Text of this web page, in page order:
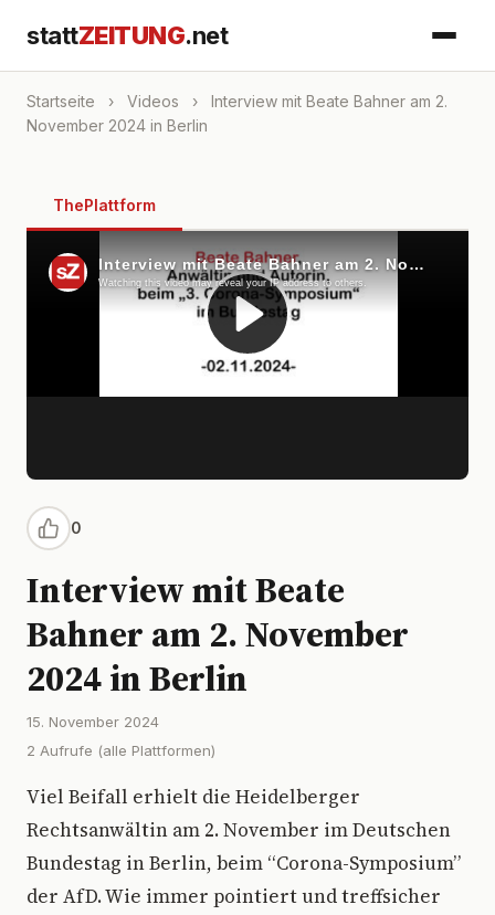
stattZEITUNG.net
Startseite › Videos ›
Interview mit Beate Bahner am 2.
November 2024 in Berlin
ThePlattform
0
Interview mit Beate
Bahner am 2. November
2024 in Berlin
15. November 2024
2 Aufrufe (alle Plattformen)
Viel Beifall erhielt die Heidelberger
Rechtsanwältin am 2. November im Deutschen
Bundestag in Berlin, beim “Corona-Symposium”
der AfD. Wie immer pointiert und treffsicher